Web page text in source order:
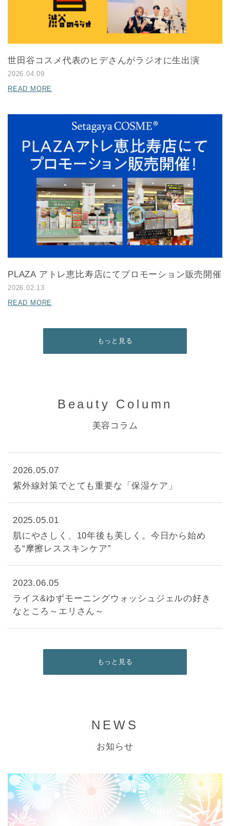
世田谷コスメ代表のヒデさんがラジオに生出演
2026.04.09
READ MORE
PLAZA アトレ恵比寿店にてプロモーション販売開催
2026.02.13
READ MORE
もっと見る
Beauty Column
美容コラム
2026.05.07
紫外線対策でとても重要な「保湿ケア」
2025.05.01
肌にやさしく、10年後も美しく。今日から始め
る“摩擦レススキンケア”
2023.06.05
ライス&ゆずモーニングウォッシュジェルの好き
なところ～エリさん～
もっと見る
NEWS
お知らせ